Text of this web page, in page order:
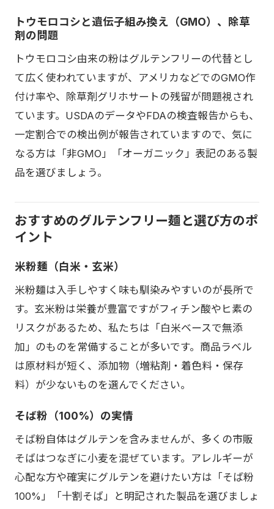
トウモロコシと遺伝子組み換え（GMO）、除草
剤の問題
トウモロコシ由来の粉はグルテンフリーの代替とし
て広く使われていますが、アメリカなどでのGMO作
付け率や、除草剤グリホサートの残留が問題視され
ています。USDAのデータやFDAの検査報告からも、
一定割合での検出例が報告されていますので、気に
なる方は「非GMO」「オーガニック」表記のある製
品を選びましょう。
おすすめのグルテンフリー麺と選び方のポ
イント
米粉麺（白米・玄米）
米粉麺は入手しやすく味も馴染みやすいのが長所で
す。玄米粉は栄養が豊富ですがフィチン酸やヒ素の
リスクがあるため、私たちは「白米ベースで無添
加」のものを常備することが多いです。商品ラベル
は原材料が短く、添加物（増粘剤・着色料・保存
料）が少ないものを選んでください。
そば粉（100%）の実情
そば粉自体はグルテンを含みませんが、多くの市販
そばはつなぎに小麦を混ぜています。アレルギーが
心配な方や確実にグルテンを避けたい方は「そば粉
100%」「十割そば」と明記された製品を選びましょ